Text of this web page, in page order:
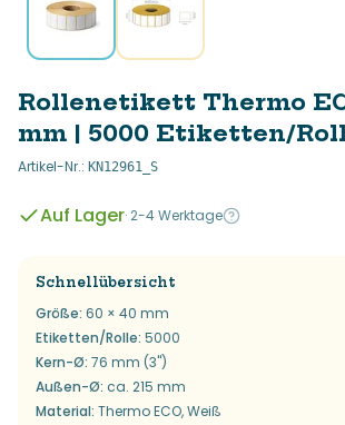
Rollenetikett Thermo
mm | 5000 Etiketten/
Artikel-Nr.: KN12961_S
Auf Lager· 2-4 Werktage
Schnellübersicht
Größe: 60 × 40 mm
Etiketten/Rolle: 5000
Kern-Ø: 76 mm (3")
Außen-Ø: ca. 215 mm
Material: Thermo ECO, Weiß